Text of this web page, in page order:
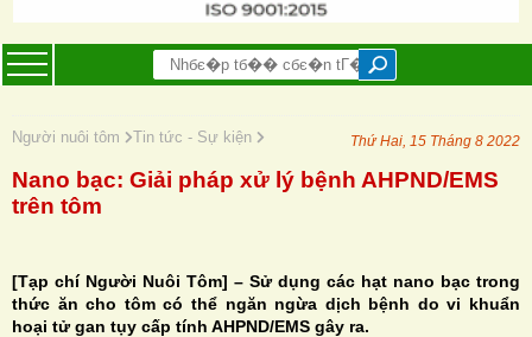
Người nuôi tôm Tin tức - Sự kiện Thứ Hai, 15 Tháng 8 2022
Nano bạc: Giải pháp xử lý bệnh AHPND/EMS
trên tôm
[Tạp chí Người Nuôi Tôm] – Sử dụng các hạt nano bạc trong
thức ăn cho tôm có thể ngăn ngừa dịch bệnh do vi khuẩn
hoại tử gan tụy cấp tính AHPND/EMS gây ra.